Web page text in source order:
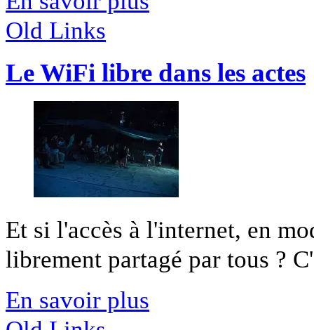
Old Links
Le WiFi libre dans les actes
Et si l'accès à l'internet, en
librement partagé par tous ?
En savoir plus